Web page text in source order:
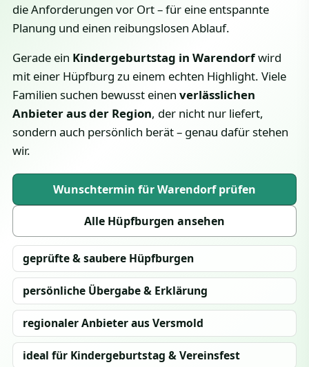
die Anforderungen vor Ort – für eine entspannte
Planung und einen reibungslosen Ablauf.
Gerade ein Kindergeburtstag in Warendorfwird
mit einer Hüpfburg zu einem echten Highlight. Viele
Familien suchen bewusst einen verlässlichen
Anbieter aus der Region, der nicht nur liefert,
sondern auch persönlich berät – genau dafür stehen
wir.
Wunschtermin für Warendorf prüfen
Alle Hüpfburgen ansehen
geprüfte & saubere Hüpfburgen
persönliche Übergabe & Erklärung
regionaler Anbieter aus Versmold
ideal für Kindergeburtstag & Vereinsfest